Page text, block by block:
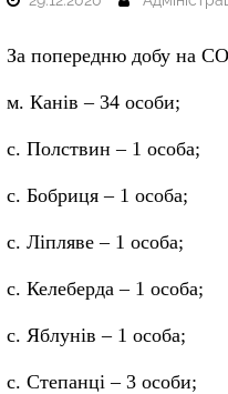
За попередню добу на
м. Канів – 34 особи;
с. Полствин – 1 особа;
с. Бобриця – 1 особа;
с. Ліпляве – 1 особа;
с. Келеберда – 1 особа;
с. Яблунів – 1 особа;
с. Степанці – 3 особи;